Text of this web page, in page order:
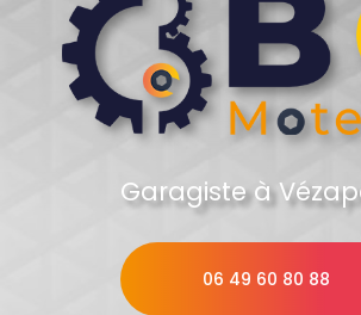
Garagiste à
06 49 60 80 88